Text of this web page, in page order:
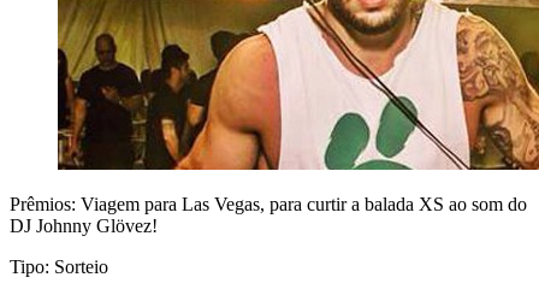
Prêmios: Viagem para Las Vegas, para curtir a balada XS ao som do
DJ Johnny Glövez!
Tipo: Sorteio